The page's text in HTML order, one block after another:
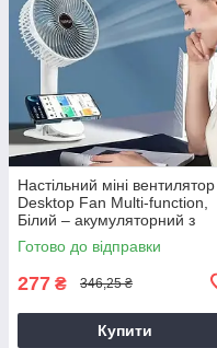
Настільний міні вентилятор
Desktop Fan Multi-function,
Білий – акумуляторний з
прищіпкою та USB зарядкою
Готово до відправки
277 ₴ 346,25 ₴
Купити